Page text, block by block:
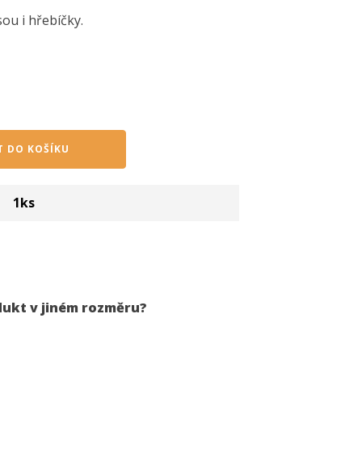
i hřebíčky.
DO KOŠÍKU
1ks
v jiném rozměru?